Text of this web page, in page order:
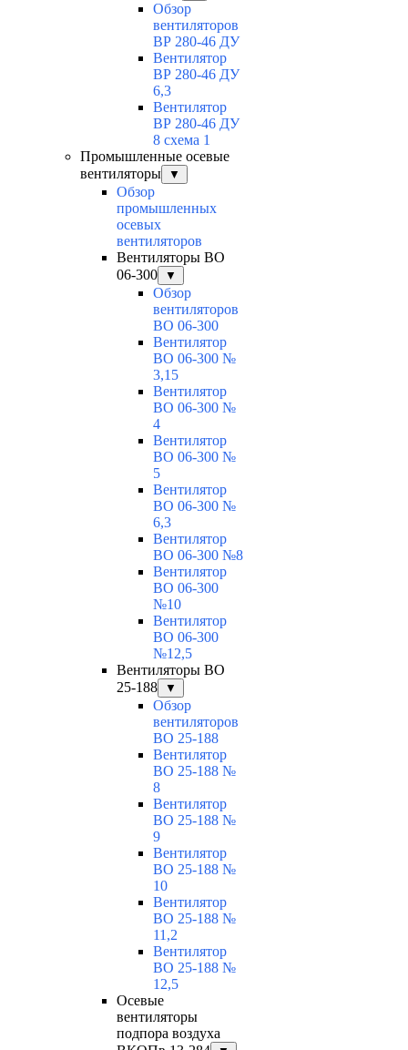
Обзор
вентиляторов
ВР 280-46 ДУ
Вентилятор
ВР 280-46 ДУ
6,3
Вентилятор
ВР 280-46 ДУ
8 схема 1
Промышленные осевые
вентиляторы
▼
Обзор
промышленных
осевых
вентиляторов
Вентиляторы ВО
06-300
▼
Обзор
вентиляторов
ВО 06-300
Вентилятор
ВО 06-300 №
3,15
Вентилятор
ВО 06-300 №
4
Вентилятор
ВО 06-300 №
5
Вентилятор
ВО 06-300 №
6,3
Вентилятор
ВО 06-300 №8
Вентилятор
ВО 06-300
№10
Вентилятор
ВО 06-300
№12,5
Вентиляторы ВО
25-188
▼
Обзор
вентиляторов
ВО 25-188
Вентилятор
ВО 25-188 №
8
Вентилятор
ВО 25-188 №
9
Вентилятор
ВО 25-188 №
10
Вентилятор
ВО 25-188 №
11,2
Вентилятор
ВО 25-188 №
12,5
Осевые
вентиляторы
подпора воздуха